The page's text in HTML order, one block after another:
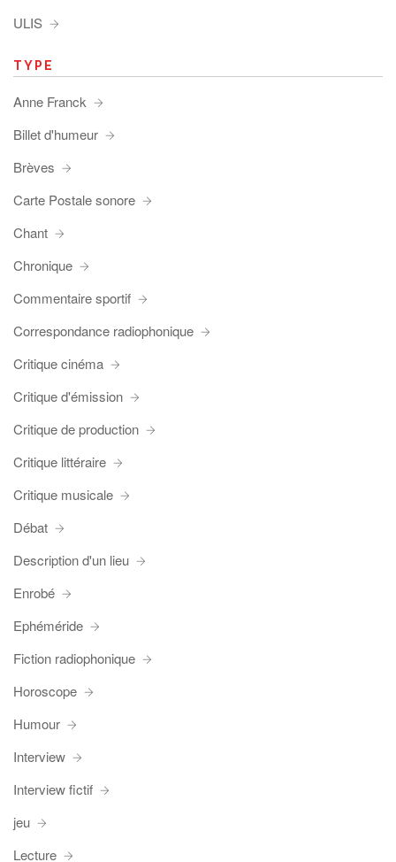
ULIS
TYPE
Anne Franck
Billet d'humeur
Brèves
Carte Postale sonore
Chant
Chronique
Commentaire sportif
Correspondance radiophonique
Critique cinéma
Critique d'émission
Critique de production
Critique littéraire
Critique musicale
Débat
Description d'un lieu
Enrobé
Ephéméride
Fiction radiophonique
Horoscope
Humour
Interview
Interview fictif
jeu
Lecture